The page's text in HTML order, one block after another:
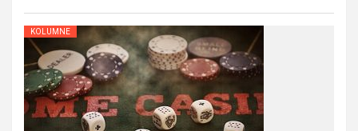
KOLUMNE